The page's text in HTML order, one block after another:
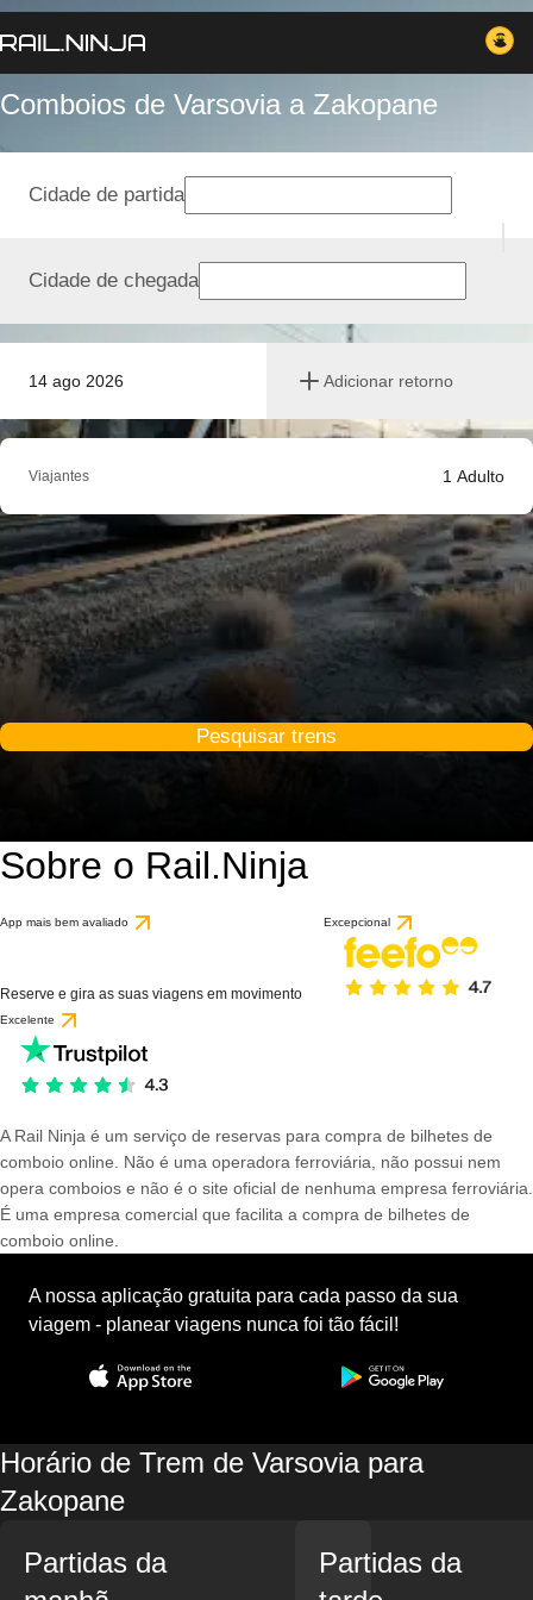
Comboios de Varsovia a Zakopane
14 ago 2026 Adicionar retorno
Cidade de partida
Cidade de chegada
Viajantes 1 Adulto
Pesquisar trens
Sobre o Rail.Ninja
App mais bem avaliado
Reserve e gira as suas viagens em movimento
Excepcional
Excelente
A Rail Ninja é um serviço de reservas para compra de bilhetes de
comboio online. Não é uma operadora ferroviária, não possui nem
opera comboios e não é o site oficial de nenhuma empresa ferroviária.
É uma empresa comercial que facilita a compra de bilhetes de
comboio online.
A nossa aplicação gratuita para cada passo da sua
viagem - planear viagens nunca foi tão fácil!
Horário de Trem de Varsovia para
Zakopane
Partidas da
Partidas da